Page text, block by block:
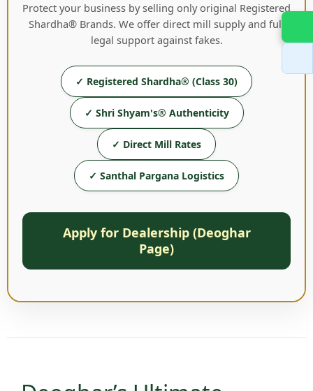
Protect your business by selling only original Registered
Shardha® Brands. We offer direct mill supply and full
legal support against fakes.
✓ Registered Shardha® (Class 30)
✓ Shri Shyam's® Authenticity
✓ Direct Mill Rates
✓ Santhal Pargana Logistics
Apply for Dealership (Deoghar
Page)